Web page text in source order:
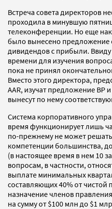
Встреча совета директоров
проходила в минувшую
телеконференции. Но еще
было вынесено предложение
дивидендов с прибыли. Ввиду
времени для изучения
пока не принял
Вместо этого директора,
AAR, изучат предложение BP
вынесут по нему
Система корпоративного
время функционирует лишь
по-прежнему не может
компетенции большинства,
(в настоящее время в нем 10
вопросам, в частности,
выплате минимальных
составляющих 40% от
назначение членов
на сумму от $100 млн до $1